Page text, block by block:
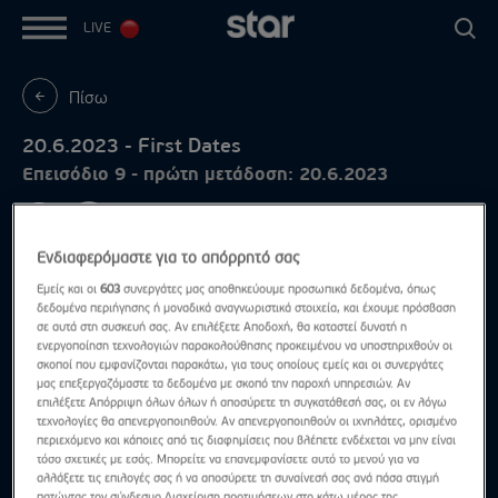
LIVE
Πίσω
20.6.2023 - First Dates
Επεισόδιο 9 - πρώτη μετάδοση: 20.6.2023
Ενδιαφερόμαστε για το απόρρητό σας
Εμείς και οι603 συνεργάτες μας αποθηκεύουμε προσωπικά δεδομένα, όπως
δεδομένα περιήγησης ή μοναδικά αναγνωριστικά στοιχεία, και έχουμε πρόσβαση
σε αυτά στη συσκευή σας. Αν επιλέξετε Αποδοχή, θα καταστεί δυνατή η
ενεργοποίηση τεχνολογιών παρακολούθησης προκειμένου να υποστηριχθούν οι
σκοποί που εμφανίζονται παρακάτω, για τους οποίους εμείς και οι συνεργάτες
μας επεξεργαζόμαστε τα δεδομένα με σκοπό την παροχή υπηρεσιών. Αν
επιλέξετε Απόρριψη όλων όλων ή αποσύρετε τη συγκατάθεσή σας, οι εν λόγω
τεχνολογίες θα απενεργοποιηθούν. Αν απενεργοποιηθούν οι ιχνηλάτες, ορισμένο
περιεχόμενο και κάποιες από τις διαφημίσεις που βλέπετε ενδέχεται να μην είναι
τόσο σχετικές με εσάς. Μπορείτε να επανεμφανίσετε αυτό το μενού για να
αλλάξετε τις επιλογές σας ή να αποσύρετε τη συναίνεσή σας ανά πάσα στιγμή